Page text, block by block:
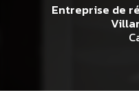
Entreprise de